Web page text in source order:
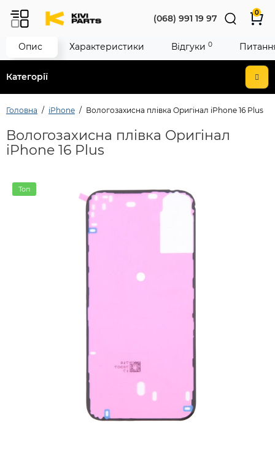
Категорії
(068) 991 19 97
0
Головна iPhone Вологозахисна плівка Oригінал iPhone 16 Plus
Вологозахисна плівка Oригінал
iPhone 16 Plus
Топ
Опис Характеристики Відгуки 0